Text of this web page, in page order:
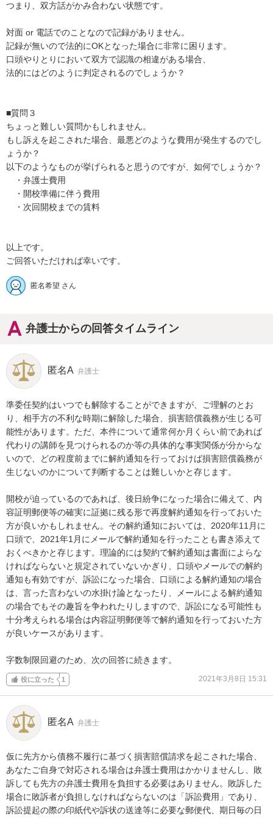
つまり、双方話がかみ合わない状態です。
対面 or 電話でのことなので記録がありません。
記録が無いので法的にOKとなった場合に非常に困ります。
口頭やりとりにおいて双方で認識の相違がある場合、
法的にはどのように判定されるのでしょうか？
■質問３
ちょっと難しい質問かもしれません。
もし訴えを起こされた場合、最悪どのような費用が発生するのでし
ょうか？
以下のようなものが挙げられると思うのですが、如何でしょうか？
・弁護士費用
・開校準備に伴う費用
・次回開校までの賃料
以上です。
ご回答いただければ幸いです。
匿名希望 さん
弁護士からの回答タイムライン
匿名A 弁護士
準委任契約はいつでも解除することができますが、ご理解のとお
り、相手方の不利な時期に解除した場合、損害賠償義務が生じる可
能性があります。ただ、本件について通常何か月くらい前であれば
代わりの講師を見つけられるのか等の具体的な事実関係が分からな
いので、どの程度前までに解約通知を行っておけば損害賠償義務が
生じないのかについて判断することは難しいかと存じます。
開校が迫っているのであれば、後日紛争になった場合に備えて、内
容証明郵便等の確実に証拠に残る形で再度解約通知を行っておいた
方が良いかもしれません。その解約通知においては、2020年11月に
口頭で、2021年1月にメールで解約通知を行ったことも書き添えて
おくべきかと存じます。理論的には契約で解約通知は書面によらな
ければならないと規定されていないかぎり、口頭やメールでの解約
通知も有効ですが、訴訟になった場合、口頭による解約通知の場合
は、言った言わないの水掛け論となったり、メールによる解約通知
の場合でもその趣旨を争われたりしますので、訴訟になる可能性も
十分考えられる場合は内容証明郵便等で解約通知を行っておいた方
が良いケースがあります。
字数制限回避のため、次の回答に続きます。
役に立った 1 2021年3月8日 15:31
匿名A 弁護士
仮に先方から債務不履行に基づく損害賠償請求を起こされた場合、
あなたご自身で対応される場合は弁護士費用はかかりませんし、敗
訴しても先方の弁護士費用を負担する必要はありません。敗訴した
場合に敗訴者が負担しなければならないのは「訴訟費用」であり、
訴訟提起の際の印紙代や訴状の送達等に必要な郵便代、期日毎の日